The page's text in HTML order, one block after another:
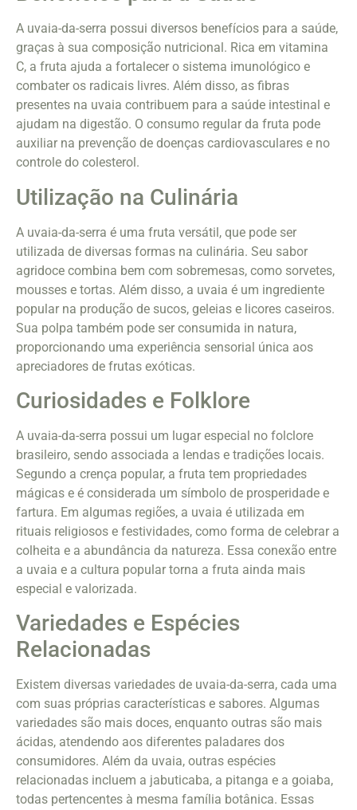
A uvaia-da-serra possui diversos benefícios para a saúde,
graças à sua composição nutricional. Rica em vitamina
C, a fruta ajuda a fortalecer o sistema imunológico e
combater os radicais livres. Além disso, as fibras
presentes na uvaia contribuem para a saúde intestinal e
ajudam na digestão. O consumo regular da fruta pode
auxiliar na prevenção de doenças cardiovasculares e no
controle do colesterol.
Utilização na Culinária
A uvaia-da-serra é uma fruta versátil, que pode ser
utilizada de diversas formas na culinária. Seu sabor
agridoce combina bem com sobremesas, como sorvetes,
mousses e tortas. Além disso, a uvaia é um ingrediente
popular na produção de sucos, geleias e licores caseiros.
Sua polpa também pode ser consumida in natura,
proporcionando uma experiência sensorial única aos
apreciadores de frutas exóticas.
Curiosidades e Folklore
A uvaia-da-serra possui um lugar especial no folclore
brasileiro, sendo associada a lendas e tradições locais.
Segundo a crença popular, a fruta tem propriedades
mágicas e é considerada um símbolo de prosperidade e
fartura. Em algumas regiões, a uvaia é utilizada em
rituais religiosos e festividades, como forma de celebrar a
colheita e a abundância da natureza. Essa conexão entre
a uvaia e a cultura popular torna a fruta ainda mais
especial e valorizada.
Variedades e Espécies
Relacionadas
Existem diversas variedades de uvaia-da-serra, cada uma
com suas próprias características e sabores. Algumas
variedades são mais doces, enquanto outras são mais
ácidas, atendendo aos diferentes paladares dos
consumidores. Além da uvaia, outras espécies
relacionadas incluem a jabuticaba, a pitanga e a goiaba,
todas pertencentes à mesma família botânica. Essas